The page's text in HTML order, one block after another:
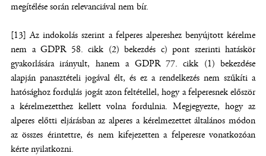
megítélése során relevanciával nem bír.
[13] Az indokolás szerint a felperes alpereshez benyújtott kérelme
nem a GDPR 58. cikk (2) bekezdés c) pont szerinti hatáskör
gyakorlására irányult, hanem a GDPR 77. cikk (1) bekezdése
alapján panasztételi jogával élt, és ez a rendelkezés nem szűkíti a
hatósághoz fordulás jogát azon feltétellel, hogy a felperesnek először
a kérelmezetthez kellett volna fordulnia. Megjegyezte, hogy az
alperes előtti eljárásban az alperes a kérelmezettet általános módon
az összes érintettre, és nem kifejezetten a felperesre vonatkozóan
kérte nyilatkozni.